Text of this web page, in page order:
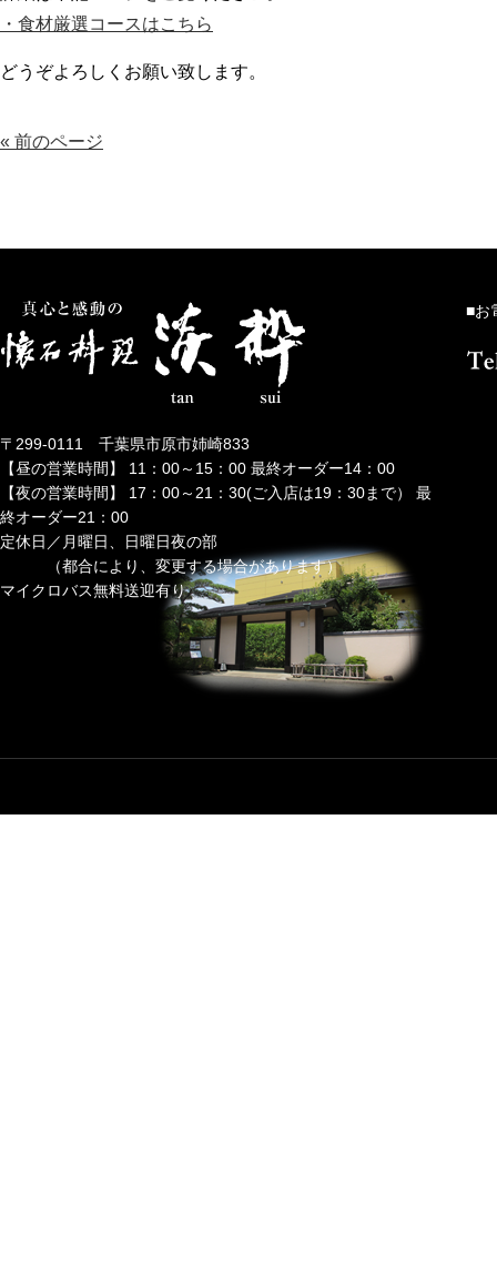
・食材厳選コースはこちら
どうぞよろしくお願い致します。
« 前のページ
〒299-0111 千葉県市原市姉崎833
【昼の営業時間】 11：00～15：00 最終オーダー14：00
【夜の営業時間】 17：00～21：30(ご入店は19：30まで） 最
終オーダー21：00
定休日／月曜日、日曜日夜の部
（都合により、変更する場合があります）
マイクロバス無料送迎有り
■お